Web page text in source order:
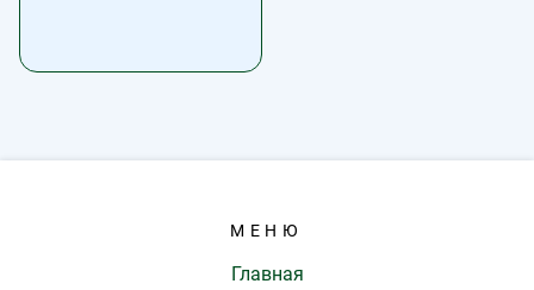
МЕНЮ
Главная